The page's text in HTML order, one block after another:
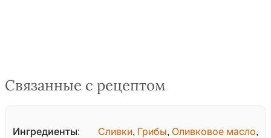
Связанные с рецептом
Ингредиенты: Сливки, Грибы, Оливковое масло,